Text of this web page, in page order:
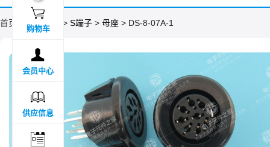
首页 > 分类目录 > S端子 > 母座 > DS-8-07A-1

购物车

会员中心

供应信息
